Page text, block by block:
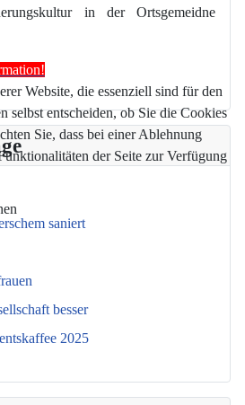
in der Ortsgemeidne
saniert
besser
2025
Website, die essenziell sind für den
selbst entscheiden, ob Sie die Cookies
Sie, dass bei einer Ablehnung
der Seite zur Verfügung